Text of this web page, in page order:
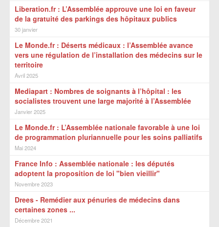
Liberation.fr : L’Assemblée approuve une loi en faveur
de la gratuité des parkings des hôpitaux publics
30 janvier
Le Monde.fr : Déserts médicaux : l’Assemblée avance
vers une régulation de l’installation des médecins sur le
territoire
Avril 2025
Mediapart : Nombres de soignants à l’hôpital : les
socialistes trouvent une large majorité à l’Assemblée
Janvier 2025
Le Monde.fr : L’Assemblée nationale favorable à une loi
de programmation pluriannuelle pour les soins palliatifs
Mai 2024
France Info : Assemblée nationale : les députés
adoptent la proposition de loi "bien vieillir"
Novembre 2023
Drees - Remédier aux pénuries de médecins dans
certaines zones ...
Décembre 2021